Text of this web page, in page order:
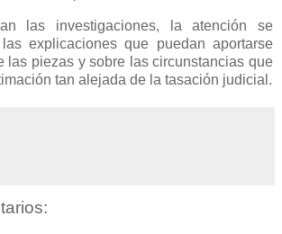
las investigaciones, la atención se
explicaciones que puedan aportarse
las piezas y sobre las circunstancias que
tan alejada de la tasación judicial.